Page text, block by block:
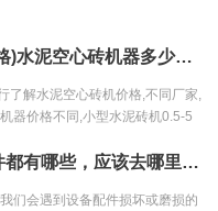
(小型水泥砖机价格)水泥空心砖机器多少钱一台?
了解水泥空心砖机价格,不同厂家,
器价格不同,小型水泥砖机0.5-5
小型水泥砖机配件都有哪些，应该去哪里购买？
们会遇到设备配件损坏或磨损的